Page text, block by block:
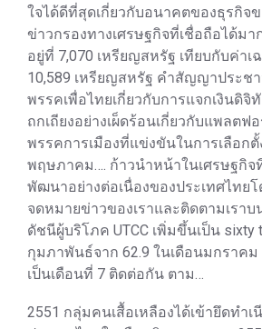
ใจได้ดีที่สุดเกี่ยวกับอนาคตของธุรกิจ
ข่าวกรองทางเศรษฐกิจที่เชื่อถือได้มา
อยู่ที่ 7,070 เหรียญสหรัฐ เทียบกับค่าเ
10,589 เหรียญสหรัฐ คำสัญญาประช
พรรคเพื่อไทยเกี่ยวกับการแจกเงินดิจิ
ถกเถียงอย่างเผ็ดร้อนเกี่ยวกับแพลตฟ
พรรคการเมืองที่แข่งขันในการเลือก
พฤษภาคม…. ก้าวนำหน้าในเศรษฐกิ
พัฒนาอย่างต่อเนื่องของประเทศไทย
จดหมายข่าวของเราและติดตามเราบ
ดัชนีผู้บริโภค UTCC เพิ่มขึ้นเป็น sixty
กุมภาพันธ์จาก 62.9 ในเดือนมกราค
เป็นเดือนที่ 7 ติดต่อกัน ตาม…
2551 กลุ่มคนเสื้อเหลืองได้เข้ายึดทำเ